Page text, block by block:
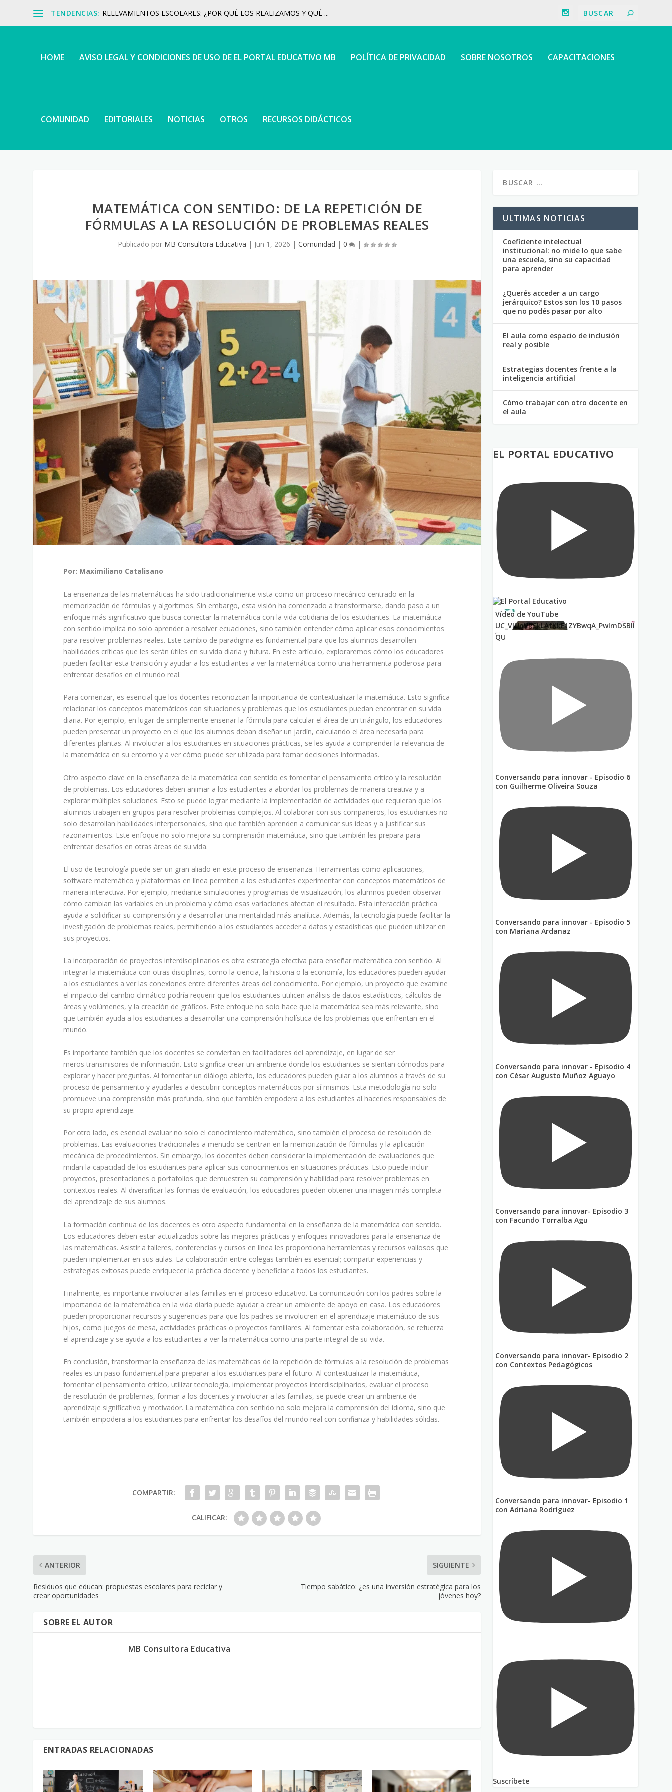
TENDENCIAS: RELEVAMIENTOS ESCOLARES: ¿POR QUÉ LOS REALIZAMOS Y QUÉ ...
HOME AVISO LEGAL Y CONDICIONES DE USO DE EL PORTAL EDUCATIVO MB POLÍTICA DE PRIVACIDAD SOBRE NOSOTROS CAPACITACIONES
COMUNIDAD EDITORIALES NOTICIAS OTROS RECURSOS DIDÁCTICOS
MATEMÁTICA CON SENTIDO: DE LA REPETICIÓN DE
FÓRMULAS A LA RESOLUCIÓN DE PROBLEMAS REALES
Publicado por MB Consultora Educativa | Jun 1, 2026 |Comunidad |0 |
Por: Maximiliano Catalisano
La enseñanza de las matemáticas ha sido tradicionalmente vista como un proceso mecánico centrado en la
memorización de fórmulas y algoritmos. Sin embargo, esta visión ha comenzado a transformarse, dando paso a un
enfoque más significativo que busca conectar la matemática con la vida cotidiana de los estudiantes. La matemática
con sentido implica no solo aprender a resolver ecuaciones, sino también entender cómo aplicar esos conocimientos
para resolver problemas reales. Este cambio de paradigma es fundamental para que los alumnos desarrollen
habilidades críticas que les serán útiles en su vida diaria y futura. En este artículo, exploraremos cómo los educadores
pueden facilitar esta transición y ayudar a los estudiantes a ver la matemática como una herramienta poderosa para
enfrentar desafíos en el mundo real.
Para comenzar, es esencial que los docentes reconozcan la importancia de contextualizar la matemática. Esto significa
relacionar los conceptos matemáticos con situaciones y problemas que los estudiantes puedan encontrar en su vida
diaria. Por ejemplo, en lugar de simplemente enseñar la fórmula para calcular el área de un triángulo, los educadores
pueden presentar un proyecto en el que los alumnos deban diseñar un jardín, calculando el área necesaria para
diferentes plantas. Al involucrar a los estudiantes en situaciones prácticas, se les ayuda a comprender la relevancia de
la matemática en su entorno y a ver cómo puede ser utilizada para tomar decisiones informadas.
Otro aspecto clave en la enseñanza de la matemática con sentido es fomentar el pensamiento crítico y la resolución
de problemas. Los educadores deben animar a los estudiantes a abordar los problemas de manera creativa y a
explorar múltiples soluciones. Esto se puede lograr mediante la implementación de actividades que requieran que los
alumnos trabajen en grupos para resolver problemas complejos. Al colaborar con sus compañeros, los estudiantes no
solo desarrollan habilidades interpersonales, sino que también aprenden a comunicar sus ideas y a justificar sus
razonamientos. Este enfoque no solo mejora su comprensión matemática, sino que también les prepara para
enfrentar desafíos en otras áreas de su vida.
El uso de tecnología puede ser un gran aliado en este proceso de enseñanza. Herramientas como aplicaciones,
software matemático y plataformas en línea permiten a los estudiantes experimentar con conceptos matemáticos de
manera interactiva. Por ejemplo, mediante simulaciones y programas de visualización, los alumnos pueden observar
cómo cambian las variables en un problema y cómo esas variaciones afectan el resultado. Esta interacción práctica
ayuda a solidificar su comprensión y a desarrollar una mentalidad más analítica. Además, la tecnología puede facilitar la
investigación de problemas reales, permitiendo a los estudiantes acceder a datos y estadísticas que pueden utilizar en
sus proyectos.
La incorporación de proyectos interdisciplinarios es otra estrategia efectiva para enseñar matemática con sentido. Al
integrar la matemática con otras disciplinas, como la ciencia, la historia o la economía, los educadores pueden ayudar
a los estudiantes a ver las conexiones entre diferentes áreas del conocimiento. Por ejemplo, un proyecto que examine
el impacto del cambio climático podría requerir que los estudiantes utilicen análisis de datos estadísticos, cálculos de
áreas y volúmenes, y la creación de gráficos. Este enfoque no solo hace que la matemática sea más relevante, sino
que también ayuda a los estudiantes a desarrollar una comprensión holística de los problemas que enfrentan en el
mundo.
Es importante también que los docentes se conviertan en facilitadores del aprendizaje, en lugar de ser
meros transmisores de información. Esto significa crear un ambiente donde los estudiantes se sientan cómodos para
explorar y hacer preguntas. Al fomentar un diálogo abierto, los educadores pueden guiar a los alumnos a través de su
proceso de pensamiento y ayudarles a descubrir conceptos matemáticos por sí mismos. Esta metodología no solo
promueve una comprensión más profunda, sino que también empodera a los estudiantes al hacerles responsables de
su propio aprendizaje.
Por otro lado, es esencial evaluar no solo el conocimiento matemático, sino también el proceso de resolución de
problemas. Las evaluaciones tradicionales a menudo se centran en la memorización de fórmulas y la aplicación
mecánica de procedimientos. Sin embargo, los docentes deben considerar la implementación de evaluaciones que
midan la capacidad de los estudiantes para aplicar sus conocimientos en situaciones prácticas. Esto puede incluir
proyectos, presentaciones o portafolios que demuestren su comprensión y habilidad para resolver problemas en
contextos reales. Al diversificar las formas de evaluación, los educadores pueden obtener una imagen más completa
del aprendizaje de sus alumnos.
La formación continua de los docentes es otro aspecto fundamental en la enseñanza de la matemática con sentido.
Los educadores deben estar actualizados sobre las mejores prácticas y enfoques innovadores para la enseñanza de
las matemáticas. Asistir a talleres, conferencias y cursos en línea les proporciona herramientas y recursos valiosos que
pueden implementar en sus aulas. La colaboración entre colegas también es esencial; compartir experiencias y
estrategias exitosas puede enriquecer la práctica docente y beneficiar a todos los estudiantes.
Finalmente, es importante involucrar a las familias en el proceso educativo. La comunicación con los padres sobre la
importancia de la matemática en la vida diaria puede ayudar a crear un ambiente de apoyo en casa. Los educadores
pueden proporcionar recursos y sugerencias para que los padres se involucren en el aprendizaje matemático de sus
hijos, como juegos de mesa, actividades prácticas o proyectos familiares. Al fomentar esta colaboración, se refuerza
el aprendizaje y se ayuda a los estudiantes a ver la matemática como una parte integral de su vida.
En conclusión, transformar la enseñanza de las matemáticas de la repetición de fórmulas a la resolución de problemas
reales es un paso fundamental para preparar a los estudiantes para el futuro. Al contextualizar la matemática,
fomentar el pensamiento crítico, utilizar tecnología, implementar proyectos interdisciplinarios, evaluar el proceso
de resolución de problemas, formar a los docentes y involucrar a las familias, se puede crear un ambiente de
aprendizaje significativo y motivador. La matemática con sentido no solo mejora la comprensión del idioma, sino que
también empodera a los estudiantes para enfrentar los desafíos del mundo real con confianza y habilidades sólidas.
COMPARTIR:
CALIFICAR:
ANTERIOR
Residuos que educan: propuestas escolares para reciclar y
crear oportunidades
SIGUIENTE
Tiempo sabático: ¿es una inversión estratégica para los
jóvenes hoy?
SOBRE EL AUTOR
MB Consultora Educativa
ENTRADAS RELACIONADAS
ULTIMAS NOTICIAS
Coeficiente intelectual
institucional: no mide lo que sabe
una escuela, sino su capacidad
para aprender
¿Querés acceder a un cargo
jerárquico? Estos son los 10 pasos
que no podés pasar por alto
El aula como espacio de inclusión
real y posible
Estrategias docentes frente a la
inteligencia artificial
Cómo trabajar con otro docente en
el aula
EL PORTAL EDUCATIVO
Vídeo de YouTube
UC_VIUnVRSkLAfKkF1ZYBwqA_PwImDSBll
QU
Conversando para innovar - Episodio 6
con Guilherme Oliveira Souza
Conversando para innovar - Episodio 5
con Mariana Ardanaz
Conversando para innovar - Episodio 4
con César Augusto Muñoz Aguayo
Conversando para innovar- Episodio 3
con Facundo Torralba Agu
Conversando para innovar- Episodio 2
con Contextos Pedagógicos
Conversando para innovar- Episodio 1
con Adriana Rodríguez
Suscríbete